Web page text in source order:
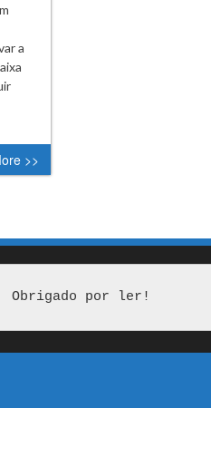
a
>>
Obrigado por ler!